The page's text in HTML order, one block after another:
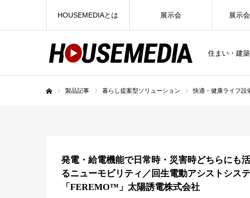
住まい・建
HOUSEMEDIAとは 展示会 展示
製品記事 暮らし提案型ソリューション 快適・健康ライフ設
発電・給電機能で日常時・災害時どちらにも
るニューモビリティ／回生電動アシストシス
「FEREMO™」太陽誘電株式会社